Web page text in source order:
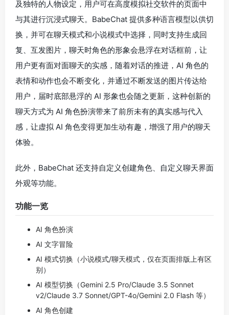
及独特的人物设定，用户可在高度模拟社交软件的页面中
与其进行沉浸式聊天。BabeChat 提供多种语言模型以供切
换，并可在聊天模式和小说模式中选择，同时支持生成回
复、互发图片，聊天时角色的形象会悬浮在对话框前，让
用户更有面对面聊天的实感，随着对话的推进，AI 角色的
表情和动作也会不断变化，并通过不断发送的图片传达给
用户，届时底部悬浮的 AI 形象也会随之更新，这种创新的
聊天方式为 AI 角色扮演带来了前所未有的真实感与代入
感，让虚拟 AI 角色变得更加生动有趣，增强了用户的聊天
体验。
此外，BabeChat 还支持自定义创建角色、自定义聊天界面
外观等功能。
功能一览
AI 角色扮演
AI 文字冒险
AI 模式切换（小说模式/聊天模式，仅在页面排版上有区
别）
AI 模型切换（Gemini 2.5 Pro/Claude 3.5 Sonnet
v2/Claude 3.7 Sonnet/GPT-4o/Gemini 2.0 Flash 等）
AI 角色创建